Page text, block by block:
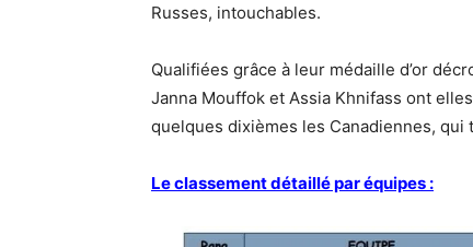
Russes, intouchables.
Qualifiées grâce à leur médaille d’or
Janna Mouffok et Assia Khnifass ont
quelques dixièmes les Canadiennes, qui
Le classement détaillé par équipes :